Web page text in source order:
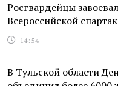
Росгвардейцы
Всероссийской
14:54
В Тульской области